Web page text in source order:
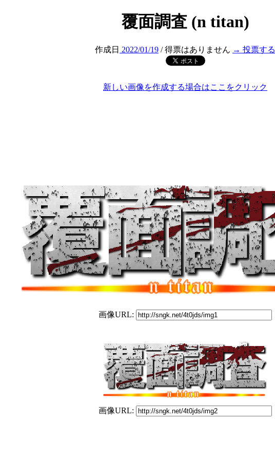
覆面調査 (n titan)
作成日 2022/01/19 / 得票はありません → 投票する
新しい画像を作成する場合はここをクリック
画像URL:
画像URL: